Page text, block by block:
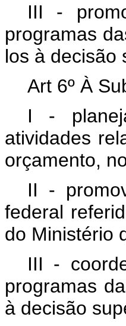
III -
programas
los à decisão
Art 6º À
I -
atividades
orçamento,
II -
federal
do Ministério
III -
programas
à decisão